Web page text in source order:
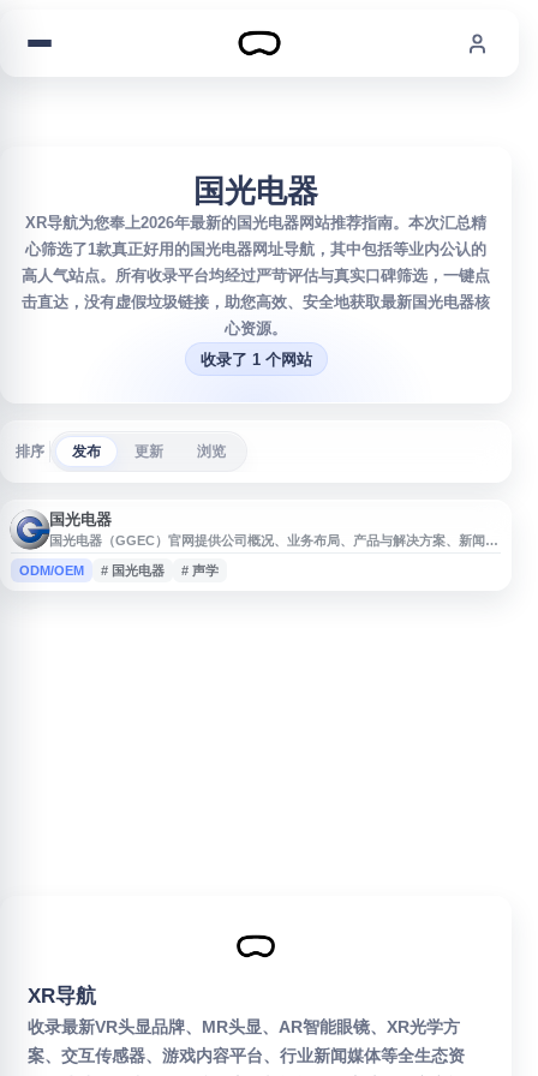
国光电器
XR导航为您奉上2026年最新的国光电器网站推荐指南。本次汇总精
心筛选了1款真正好用的国光电器网址导航，其中包括等业内公认的
高人气站点。所有收录平台均经过严苛评估与真实口碑筛选，一键点
击直达，没有虚假垃圾链接，助您高效、安全地获取最新国光电器核
心资源。
收录了 1 个网站
排序 发布 更新 浏览
国光电器
国光电器（GGEC）官网提供公司概况、业务布局、产品与解决方案、新闻动
态、投资者关系及联系方式等信息。国光电器专注于声学、电子产品及相关智
能硬件领域，服务消费电子、汽车电子等市场。网站适合了解企业发展、产品
ODM/OEM # 国光电器 # 声学
XR导航
收录最新VR头显品牌、MR头显、AR智能眼镜、XR光学方
案、交互传感器、游戏内容平台、行业新闻媒体等全生态资